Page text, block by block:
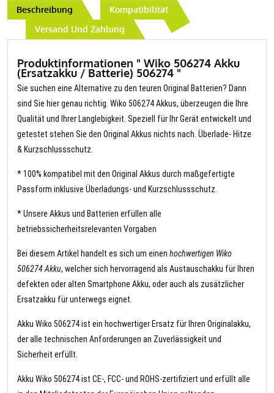
Beschreibung
Kompatibilität
Versand Und Zahlung
Produktinformationen " Wiko 506274 Akku
(Ersatzakku / Batterie) 506274 "
Sie suchen eine Alternative zu den teuren Original Batterien? Dann
sind Sie hier genau richtig. Wiko 506274 Akkus, überzeugen die Ihre
Qualität und Ihrer Langlebigkeit. Speziell für Ihr Gerät entwickelt und
getestet stehen Sie den Original Akkus nichts nach. Überlade- Hitze
& Kurzschlussschutz.
* 100% kompatibel mit den Original Akkus durch maßgefertigte
Passform inklusive Überladungs- und Kurzschlussschutz.
* Unsere Akkus und Batterien erfüllen alle
betriebssicherheitsrelevanten Vorgaben
Bei diesem Artikel handelt es sich um einen hochwertigen Wiko
506274 Akku, welcher sich hervorragend als Austauschakku für Ihren
defekten oder alten Smartphone Akku, oder auch als zusätzlicher
Ersatzakku für unterwegs eignet.
Akku Wiko 506274 ist ein hochwertiger Ersatz für Ihren Originalakku,
der alle technischen Anforderungen an Zuverlässigkeit und
Sicherheit erfüllt.
Akku Wiko 506274 ist CE-, FCC- und ROHS-zertifiziert und erfüllt alle